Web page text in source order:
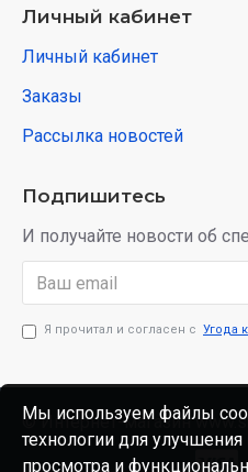
Личный кабинет
Личный кабинет
Заказы
Рассылка новостей
Подпишитесь
И получайте новости об
Я прочитал и согласен с Угода
© Интернет-магазин
Мы используем файлы
технологии для
просмотра и